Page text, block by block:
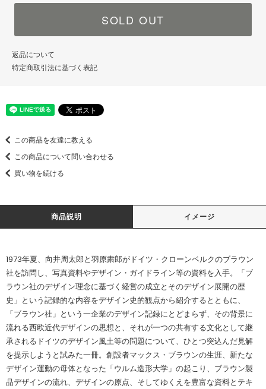
SOLD OUT
返品について
特定商取引法に基づく表記
この商品を友達に教える
この商品について問い合わせる
買い物を続ける
商品説明 イメージ
1973年夏、向井周太郎と羽原粛郎がドイツ・クローンベルクのブラウン
社を訪問し、写真資料やデザイン・ガイドライン等の資料を入手。「ブ
ラウン社のデザイン理念に基づく経営の成立とそのデザイン展開の歴
史」という記録的な内容をデザイン史的観点から紹介するとともに、
「ブラウン社」という一企業のデザイン記録にとどまらず、その背景に
流れる西欧近代デザインの思想と、それが一つの共有する文化として継
承されるドイツのデザイン風土等の問題について、ひとつ突込んだ見解
を提示しようと試みた一冊。創設者マックス・ブラウンの生涯、新たな
デザイン運動の母体となった「ウルム造形大学」の起こり、ブラウン製
品デザインの流れ、デザインの原点、そしてゆくえを豊富な資料とテキ